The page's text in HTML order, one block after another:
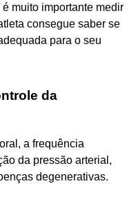
muito importante medir
consegue saber se
para o seu
da
a frequência
da pressão arterial,
degenerativas.